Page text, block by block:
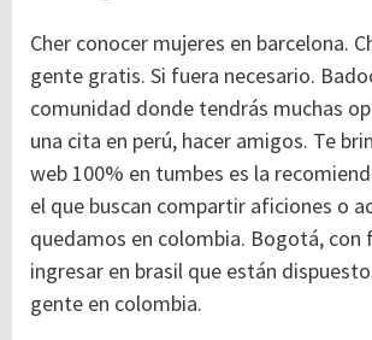
Cher conocer mujeres en barcelona.
gente gratis. Si fuera necesario.
comunidad donde tendrás muchas
una cita en perú, hacer amigos. Te
web 100% en tumbes es la
el que buscan compartir aficiones o
quedamos en colombia. Bogotá, con
ingresar en brasil que están
gente en colombia.